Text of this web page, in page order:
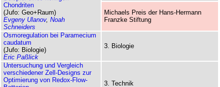
Chondriten
(Jufo: Geo+Raum)
Evgeny Ulanov, Noah
Schneiders
Michaels Preis der Hans-Hermann
Franzke Stiftung
Osmoregulation bei Paramecium
caudatum
(Jufo: Biologie)
Eric Paßlick
3. Biologie
Untersuchung und Vergleich
verschiedener Zell-Designs zur
Optimierung von Redox-Flow-
3. Technik